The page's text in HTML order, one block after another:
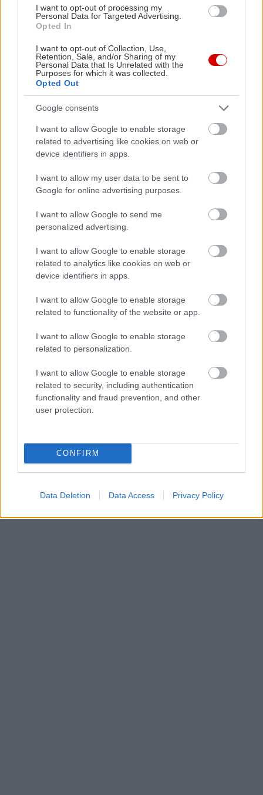
I want to opt-out of processing my
Personal Data for Targeted Advertising.
Opted In
I want to opt-out of Collection, Use,
Retention, Sale, and/or Sharing of my
Personal Data that Is Unrelated with the
Purposes for which it was collected.
Opted Out
Google consents
I want to allow Google to enable storage
related to advertising like cookies on web or
device identifiers in apps.
I want to allow my user data to be sent to
Google for online advertising purposes.
I want to allow Google to send me
personalized advertising.
I want to allow Google to enable storage
related to analytics like cookies on web or
device identifiers in apps.
I want to allow Google to enable storage
related to functionality of the website or app.
I want to allow Google to enable storage
related to personalization.
I want to allow Google to enable storage
related to security, including authentication
functionality and fraud prevention, and other
user protection.
CONFIRM
Data Deletion Data Access Privacy Policy
Δείτε ακόμη